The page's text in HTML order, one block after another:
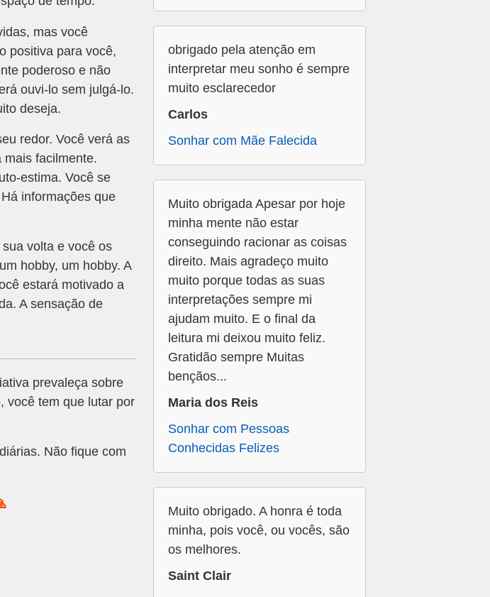
mas você
positiva para você,
poderoso e não
ouvi-lo sem julgá-lo.
deseja.
redor. Você verá as
facilmente.
estima. Você se
informações que
volta e você os
hobby, um hobby. A
estará motivado a
A sensação de
prevaleça sobre
você tem que lutar por
Não fique com
obrigado pela atenção em
interpretar meu sonho é sempre
muito esclarecedor
Carlos
Sonhar com Mãe Falecida
Muito obrigada Apesar por hoje
minha mente não estar
conseguindo racionar as coisas
direito. Mais agradeço muito
muito porque todas as suas
interpretações sempre mi
ajudam muito. E o final da
leitura mi deixou muito feliz.
Gratidão sempre Muitas
bençãos...
Maria dos Reis
Sonhar com Pessoas
Conhecidas Felizes
Muito obrigado. A honra é toda
minha, pois você, ou vocês, são
os melhores.
Saint Clair